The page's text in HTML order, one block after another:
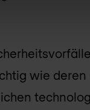
wie deren